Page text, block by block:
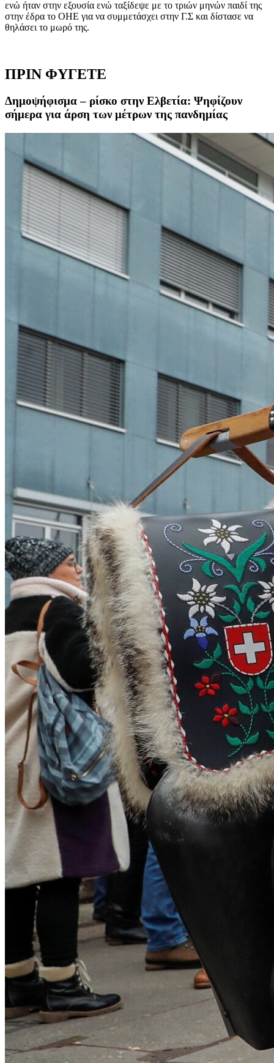
ενώ ήταν στην εξουσία ενώ ταξίδεψε με το τριών μηνών παιδί της
στην έδρα το ΟΗΕ για να συμμετάσχει στην Γ.Σ και δίστασε να
θηλάσει το μωρό της.
ΠΡΙΝ ΦΥΓΕΤΕ
Δημοψήφισμα – ρίσκο στην Ελβετία: Ψηφίζουν
σήμερα για άρση των μέτρων της πανδημίας